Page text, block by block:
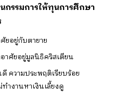
รรมการให้ทุนการศึกษา
ยอยู่กับตายาย
าศัยอยู่มูลนิธิคริสเตียน
ความประพฤติเรียบร้อย
ำงานหาเงินเลี้ยงดู